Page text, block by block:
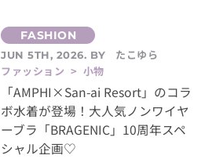
JUN 5TH, 2026. BY
たこゆら
ファッション > 小物
「AMPHI×San-ai Resort」のコラ
ボ水着が登場！大人気ノンワイヤ
ーブラ「BRAGENIC」10周年スペ
シャル企画♡